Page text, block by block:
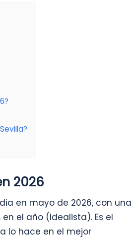
2026
en mayo de 2026, con una
en el año (Idealista). Es el
lo hace en el mejor